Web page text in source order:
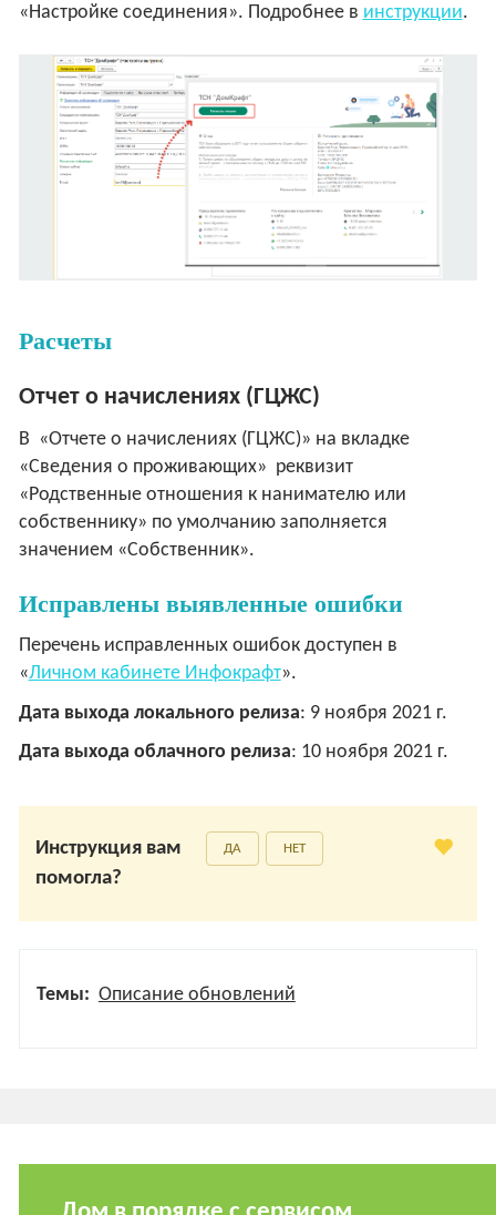
«Настройке соединения». Подробнее в инструкции.
Расчеты
Отчет о начислениях (ГЦЖС)
В «Отчете о начислениях (ГЦЖС)» на вкладке
«Сведения о проживающих» реквизит
«Родственные отношения к нанимателю или
собственнику» по умолчанию заполняется
значением «Собственник».
Исправлены выявленные ошибки
Перечень исправленных ошибок доступен в
«Личном кабинете Инфокрафт».
Дата выхода локального релиза: 9 ноября 2021 г.
Дата выхода облачного релиза: 10 ноября 2021 г.
Инструкция вам
помогла?
ДА НЕТ
Темы: Описание обновлений